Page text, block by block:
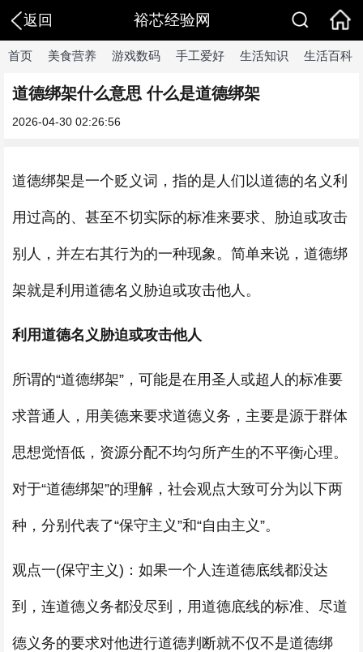
返回 裕芯经验网
首页 美食营养 游戏数码 手工爱好 生活知识 生活百科
道德绑架什么意思 什么是道德绑架
2026-04-30 02:26:56
道德绑架是一个贬义词，指的是人们以道德的名义利
用过高的、甚至不切实际的标准来要求、胁迫或攻击
别人，并左右其行为的一种现象。简单来说，道德绑
架就是利用道德名义胁迫或攻击他人。
利用道德名义胁迫或攻击他人
所谓的“道德绑架”，可能是在用圣人或超人的标准要
求普通人，用美德来要求道德义务，主要是源于群体
思想觉悟低，资源分配不均匀所产生的不平衡心理。
对于“道德绑架”的理解，社会观点大致可分为以下两
种，分别代表了“保守主义”和“自由主义”。
观点一(保守主义)：如果一个人连道德底线都没达
到，连道德义务都没尽到，用道德底线的标准、尽道
德义务的要求对他进行道德判断就不仅不是道德绑